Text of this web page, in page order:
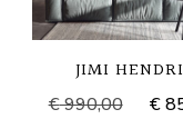
JIMI
€990,00 €